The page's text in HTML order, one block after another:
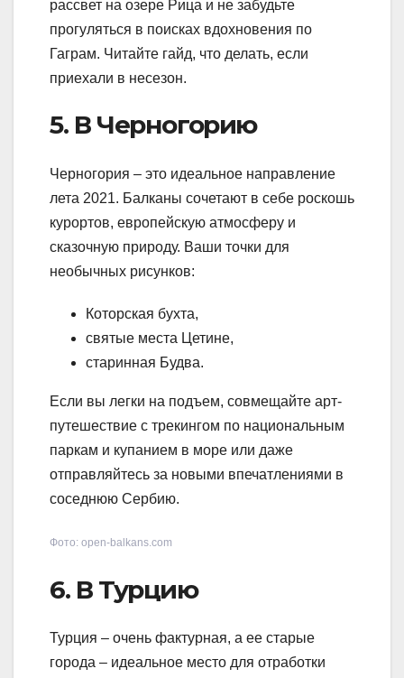
рассвет на озере Рица и не забудьте
прогуляться в поисках вдохновения по
Гаграм. Читайте гайд, что делать, если
приехали в несезон.
5. В Черногорию
Черногория – это идеальное направление
лета 2021. Балканы сочетают в себе роскошь
курортов, европейскую атмосферу и
сказочную природу. Ваши точки для
необычных рисунков:
Которская бухта,
святые места Цетине,
старинная Будва.
Если вы легки на подъем, совмещайте арт-
путешествие с трекингом по национальным
паркам и купанием в море или даже
отправляйтесь за новыми впечатлениями в
соседнюю Сербию.
Фото: open-balkans.com
6. В Турцию
Турция – очень фактурная, а ее старые
города – идеальное место для отработки